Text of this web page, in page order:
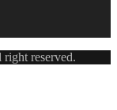
reserved.